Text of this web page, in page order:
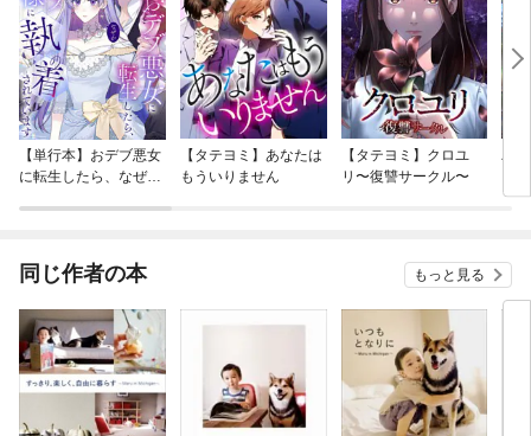
【単行本】おデブ悪女
に転生したら、なぜか
【タテヨミ】あなたは
もういりません
【タテヨミ】クロユ
リ〜復讐サークル〜
バ
今
同じ作者の本 もっと見る